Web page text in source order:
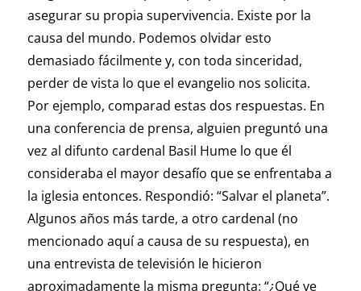
asegurar su propia supervivencia. Existe por la
causa del mundo. Podemos olvidar esto
demasiado fácilmente y, con toda sinceridad,
perder de vista lo que el evangelio nos solicita.
Por ejemplo, comparad estas dos respuestas. En
una conferencia de prensa, alguien preguntó una
vez al difunto cardenal Basil Hume lo que él
consideraba el mayor desafío que se enfrentaba a
la iglesia entonces. Respondió: “Salvar el planeta”.
Algunos años más tarde, a otro cardenal (no
mencionado aquí a causa de su respuesta), en
una entrevista de televisión le hicieron
aproximadamente la misma pregunta: “¿Qué ve